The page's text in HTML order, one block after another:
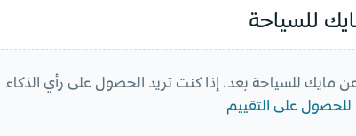
للسياحة
مايك للسياحة بعد. إذا كنت تريد الحصول على رأي الذكاء
على التقييم